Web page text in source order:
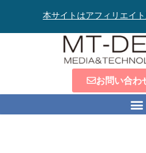
本サイトはアフィリエイ
お問い合わ